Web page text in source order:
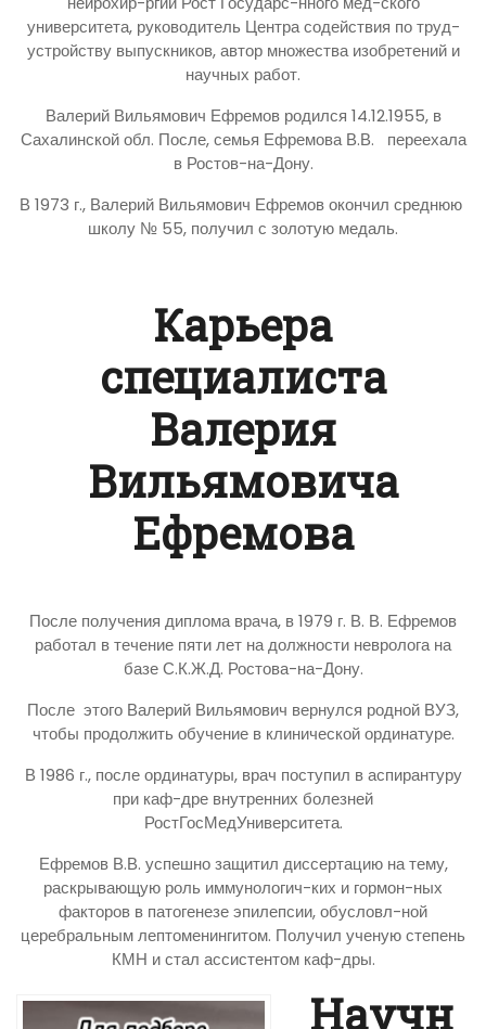
университета, руководитель Центра содействия по труд-
устройству выпускников, автор множества изобретений и
научных работ.
Валерий Вильямович Ефремов родился 14.12.1955, в
Сахалинской обл. После, семья Ефремова В.В. переехала
в Ростов-на-Дону.
В 1973 г., Валерий Вильямович Ефремов окончил среднюю
школу № 55, получил с золотую медаль.
Карьера
специалиста
Валерия
Вильямовича
Ефремова
После получения диплома врача, в 1979 г. В. В. Ефремов
работал в течение пяти лет на должности невролога на
базе С.К.Ж.Д. Ростова-на-Дону.
После этого Валерий Вильямович вернулся родной ВУЗ,
чтобы продолжить обучение в клинической ординатуре.
В 1986 г., после ординатуры, врач поступил в аспирантуру
при каф-дре внутренних болезней
РостГосМедУниверситета.
Ефремов В.В. успешно защитил диссертацию на тему,
раскрывающую роль иммунологич-ких и гормон-ных
факторов в патогенезе эпилепсии, обусловл-ной
церебральным лептоменингитом. Получил ученую степень
КМН и стал ассистентом каф-дры.
Научн